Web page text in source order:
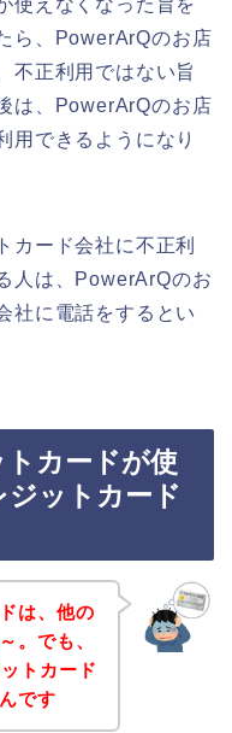
ら、PowerArQのお店
不正利用ではない旨
は、PowerArQのお店
用できるようになり
カード会社に不正利
人は、PowerArQのお
社に電話をするとい
カードが使
ジットカード
は、他の
。でも、
トカード
です